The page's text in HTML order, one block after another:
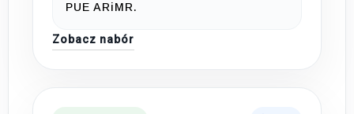
PUE ARiMR.
Zobacz nabór